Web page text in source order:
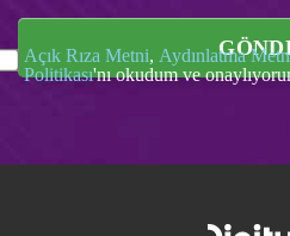
Açık Rıza Metni, Aydınlatma
Politikası'nı okudum ve